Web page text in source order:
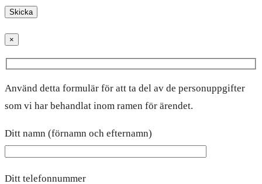
×
Använd detta formulär för att ta del av de personuppgifter
som vi har behandlat inom ramen för ärendet.
Ditt namn (förnamn och efternamn)
Ditt telefonnummer